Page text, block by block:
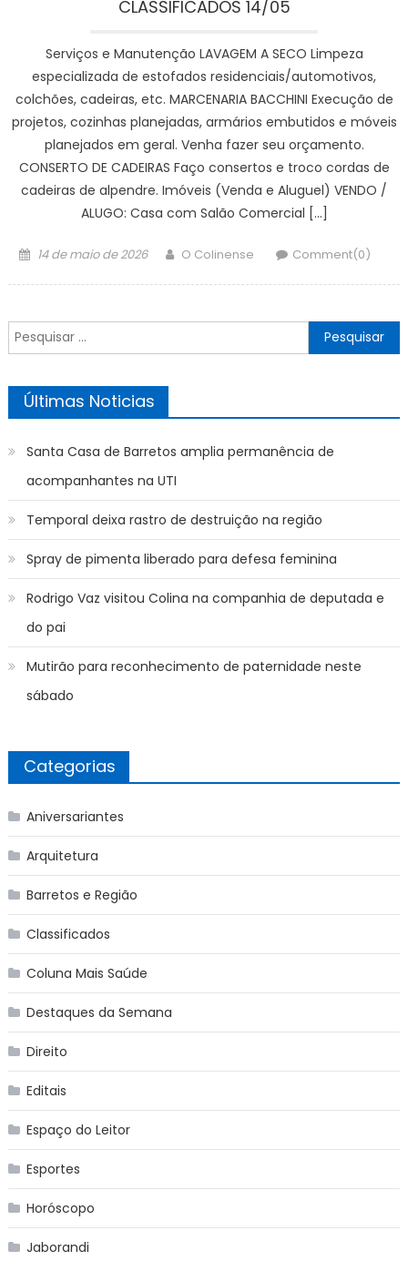
CLASSIFICADOS 14/05
Serviços e Manutenção LAVAGEM A SECO Limpeza
especializada de estofados residenciais/automotivos,
colchões, cadeiras, etc. MARCENARIA BACCHINI Execução de
projetos, cozinhas planejadas, armários embutidos e móveis
planejados em geral. Venha fazer seu orçamento.
CONSERTO DE CADEIRAS Faço consertos e troco cordas de
cadeiras de alpendre. Imóveis (Venda e Aluguel) VENDO /
ALUGO: Casa com Salão Comercial […]
Posted
14 de maio de 2026 Author
O Colinense Comment(0)
Pesquisar
por:
Últimas Noticias
Santa Casa de Barretos amplia permanência de
acompanhantes na UTI
Temporal deixa rastro de destruição na região
Spray de pimenta liberado para defesa feminina
Rodrigo Vaz visitou Colina na companhia de deputada e
do pai
Mutirão para reconhecimento de paternidade neste
sábado
Categorias
Aniversariantes
Arquitetura
Barretos e Região
Classificados
Coluna Mais Saúde
Destaques da Semana
Direito
Editais
Espaço do Leitor
Esportes
Horóscopo
Jaborandi